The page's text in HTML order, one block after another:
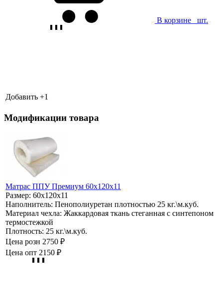
В корзине шт.
Добавить +1
Модификации товара
Матрас ППУ Премиум 60х120х11
Размер: 60х120х11
Наполнитель: Пенополиуретан плотностью 25 кг.\м.куб.
Материал чехла: Жаккардовая ткань стеганная с синтепоном
термостежкой
Плотность: 25 кг.\м.куб.
Цена розн 2750 ₽
Цена опт 2150 ₽